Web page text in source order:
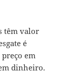
têm valor
é
em
dinheiro.